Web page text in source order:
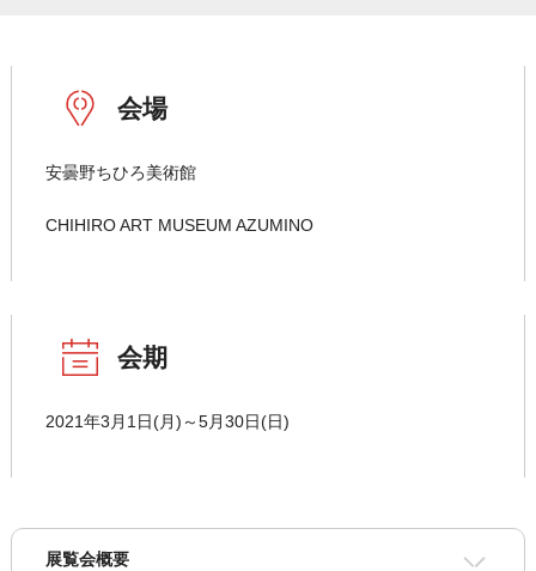
会場
安曇野ちひろ美術館
CHIHIRO ART MUSEUM AZUMINO
会期
2021年3月1日(月)～5月30日(日)
展覧会概要